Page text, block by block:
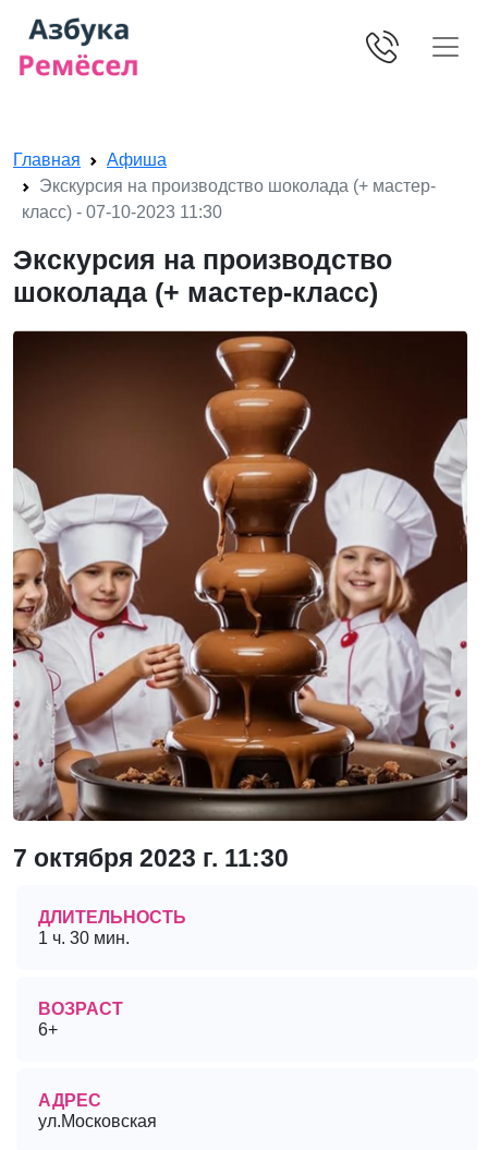
Главная
Афиша
Экскурсия на производство шоколада (+ мастер-
класс) - 07-10-2023 11:30
Экскурсия на производство
шоколада (+ мастер-класс)
7 октября 2023 г. 11:30
ДЛИТЕЛЬНОСТЬ
1 ч. 30 мин.
ВОЗРАСТ
6+
АДРЕС
ул.Московская